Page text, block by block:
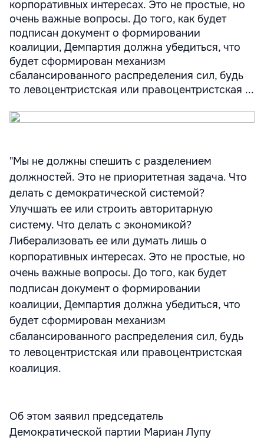
корпоративных интересах. Это не простые, но
очень важные вопросы. До того, как будет
подписан документ о формировании
коалиции, Демпартия должна убедиться, что
будет сформирован механизм
сбалансированного распределения сил, будь
то левоцентристская или правоцентристская ...
"Мы не должны спешить с разделением
должностей. Это не приоритетная задача. Что
делать с демократической системой?
Улучшать ее или строить авторитарную
систему. Что делать с экономикой?
Либерализовать ее или думать лишь о
корпоративных интересах. Это не простые, но
очень важные вопросы. До того, как будет
подписан документ о формировании
коалиции, Демпартия должна убедиться, что
будет сформирован механизм
сбалансированного распределения сил, будь
то левоцентристская или правоцентристская
коалиция.
Об этом заявил председатель
Демократической партии Мариан Лупу